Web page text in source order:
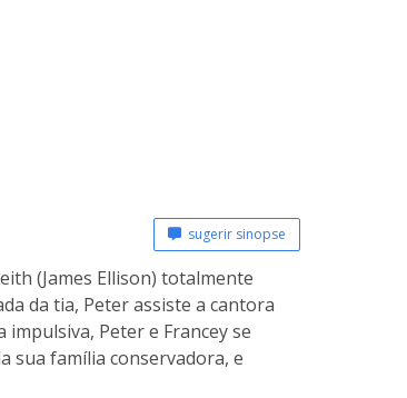
sugerir sinopse
(James Ellison) totalmente
da tia, Peter assiste a cantora
Peter e Francey se
sua família conservadora, e